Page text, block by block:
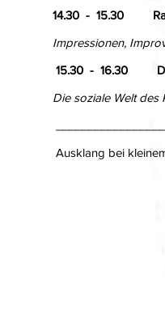
14.30 - 15.30
Impressionen,
15.30 - 16.30
Die soziale Welt des
Ausklang bei